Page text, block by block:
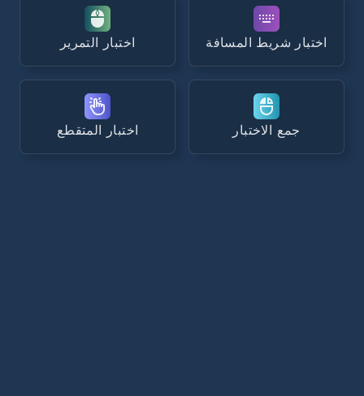
اختبار شريط المسافة اختبار التمرير
جمع الاختبار اختبار المتقطع